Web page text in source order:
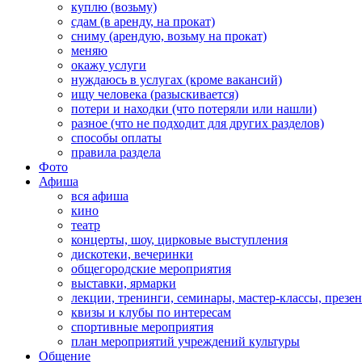
куплю (возьму)
сдам (в аренду, на прокат)
сниму (арендую, возьму на прокат)
меняю
окажу услуги
нуждаюсь в услугах (кроме вакансий)
ищу человека (разыскивается)
потери и находки (что потеряли или нашли)
разное (что не подходит для других разделов)
способы оплаты
правила раздела
Фото
Афиша
вся афиша
кино
театр
концерты, шоу, цирковые выступления
дискотеки, вечеринки
общегородские мероприятия
выставки, ярмарки
лекции, тренинги, семинары, мастер-классы,
квизы и клубы по интересам
спортивные мероприятия
план мероприятий учреждений культуры
Общение